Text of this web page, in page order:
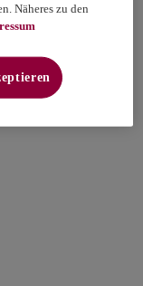
Näheres zu den